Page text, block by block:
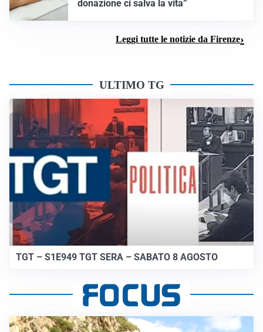
donazione ci salva la vita”
Leggi tutte le notizie da Firenze
ULTIMO TG
TGT – S1E949 TGT SERA – SABATO 8 AGOSTO